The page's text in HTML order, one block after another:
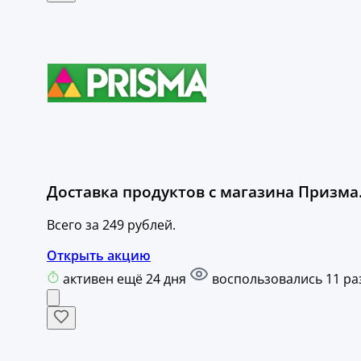
Доставка продуктов с магазина
Всего за 249 рублей.
Открыть акцию
активен ещё 24 дня
воспользовались 11